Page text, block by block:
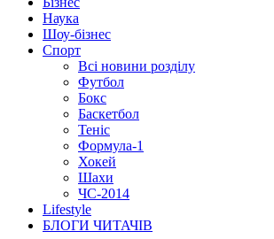
Наука
Шоу-бізнес
Спорт
Всі новини розділу
Футбол
Бокс
Баскетбол
Теніс
Формула-1
Хокей
Шахи
ЧС-2014
Lifestyle
БЛОГИ ЧИТАЧІВ